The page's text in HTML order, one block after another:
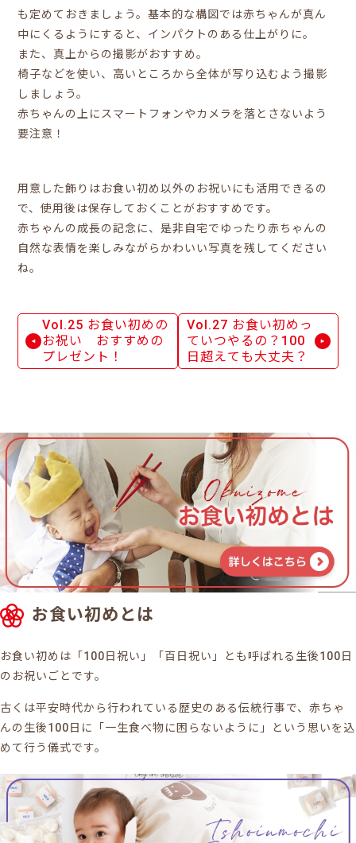
も定めておきましょう。基本的な構図では赤ちゃんが真ん
中にくるようにすると、インパクトのある仕上がりに。
また、真上からの撮影がおすすめ。
椅子などを使い、高いところから全体が写り込むよう撮影
しましょう。
赤ちゃんの上にスマートフォンやカメラを落とさないよう
要注意！
用意した飾りはお食い初め以外のお祝いにも活用できるの
で、使用後は保存しておくことがおすすめです。
赤ちゃんの成長の記念に、是非自宅でゆったり赤ちゃんの
自然な表情を楽しみながらかわいい写真を残してください
ね。
Vol.25 お食い初めの
お祝い おすすめの
プレゼント！
Vol.27 お食い初めっ
ていつやるの？100
日超えても大丈夫？
お食い初めとは
お食い初めは「100日祝い」「百日祝い」とも呼ばれる生後100日
のお祝いごとです。
古くは平安時代から行われている歴史のある伝統行事で、赤ちゃ
んの生後100日に「一生食べ物に困らないように」という思いを込
めて行う儀式です。